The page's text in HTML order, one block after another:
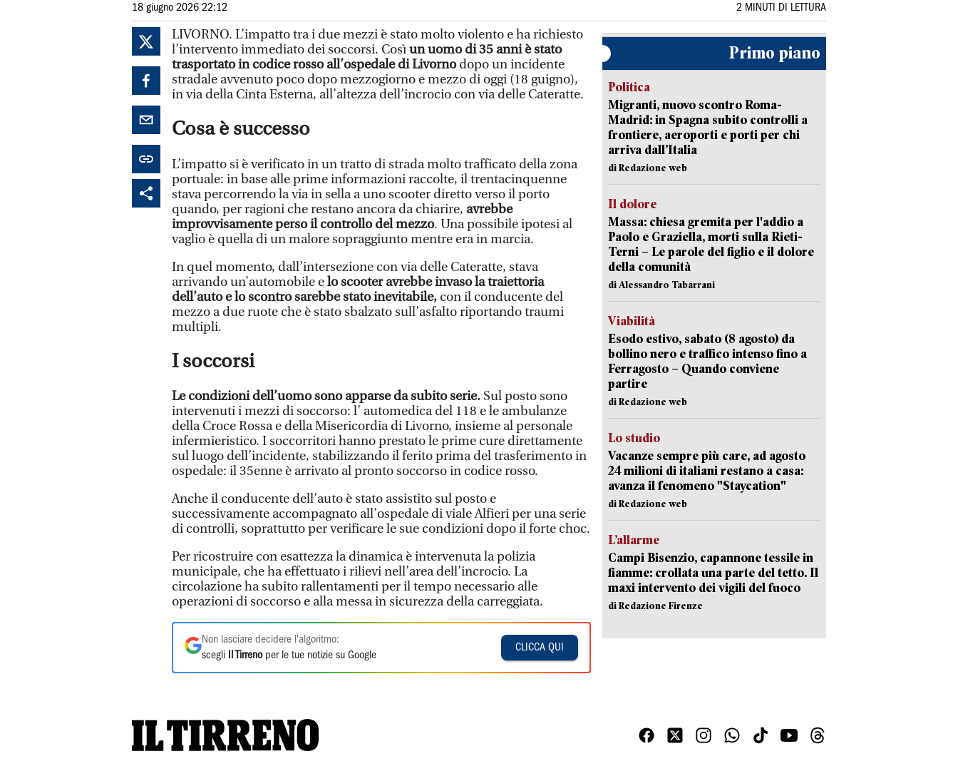
18 giugno 2026 22:12 2 MINUTI DI LETTURA
LIVORNO. L’impatto tra i due mezzi è stato molto violento e ha richiesto
l’intervento immediato dei soccorsi. Cosìun uomo di 35 anni è stato
trasportato in codice rosso all’ospedale di Livornodopo un incidente
stradale avvenuto poco dopo mezzogiorno e mezzo di oggi (18 guigno),
in via della Cinta Esterna, all’altezza dell’incrocio con via delle Cateratte.
Cosa è successo
L’impatto si è verificato in un tratto di strada molto trafficato della zona
portuale: in base alle prime informazioni raccolte, il trentacinquenne
stava percorrendo la via in sella a uno scooter diretto verso il porto
quando, per ragioni che restano ancora da chiarire, avrebbe
improvvisamente perso il controllo del mezzo. Una possibile ipotesi al
vaglio è quella di un malore sopraggiunto mentre era in marcia.
In quel momento, dall’intersezione con via delle Cateratte, stava
arrivando un’automobile elo scooter avrebbe invaso la traiettoria
dell’auto e lo scontro sarebbe stato inevitabile, con il conducente del
mezzo a due ruote che è stato sbalzato sull’asfalto riportando traumi
multipli.
I soccorsi
Le condizioni dell’uomo sono apparse da subito serie. Sul posto sono
intervenuti i mezzi di soccorso: l’ automedica del 118 e le ambulanze
della Croce Rossa e della Misericordia di Livorno, insieme al personale
infermieristico. I soccorritori hanno prestato le prime cure direttamente
sul luogo dell’incidente, stabilizzando il ferito prima del trasferimento in
ospedale: il 35enne è arrivato al pronto soccorso in codice rosso.
Anche il conducente dell’auto è stato assistito sul posto e
successivamente accompagnato all’ospedale di viale Alfieri per una serie
di controlli, soprattutto per verificare le sue condizioni dopo il forte choc.
Per ricostruire con esattezza la dinamica è intervenuta la polizia
municipale, che ha effettuato i rilievi nell’area dell’incrocio. La
circolazione ha subito rallentamenti per il tempo necessario alle
operazioni di soccorso e alla messa in sicurezza della carreggiata.
Non lasciare decidere l'algoritmo:
scegli
Il Tirrenoper le tue notizie su Google
CLICCA QUI
Primo piano
Politica
Migranti, nuovo scontro Roma-
Madrid: in Spagna subito controlli a
frontiere, aeroporti e porti per chi
arriva dall’Italia
di Redazione web
Il dolore
Massa: chiesa gremita per l'addio a
Paolo e Graziella, morti sulla Rieti-
Terni – Le parole del figlio e il dolore
della comunità
di Alessandro Tabarrani
Viabilità
Esodo estivo, sabato (8 agosto) da
bollino nero e traffico intenso fino a
Ferragosto – Quando conviene
partire
di Redazione web
Lo studio
Vacanze sempre più care, ad agosto
24 milioni di italiani restano a casa:
avanza il fenomeno "Staycation"
di Redazione web
L’allarme
Campi Bisenzio, capannone tessile in
fiamme: crollata una parte del tetto. Il
maxi intervento dei vigili del fuoco
di Redazione Firenze